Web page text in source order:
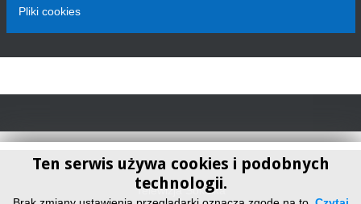
Pliki cookies
Ten serwis używa cookies i podobnych
technologii.
Telewizja Sokółka